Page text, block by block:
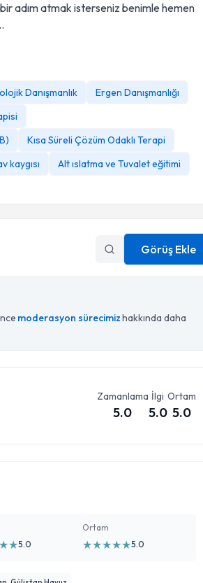
adım atmak isterseniz benimle hemen
Danışmanlık
Ergen Danışmanlığı
Kısa Süreli Çözüm Odaklı Terapi
kaygısı
Alt ıslatma ve Tuvalet eğitimi
Görüş Ekle
moderasyon sürecimizhakkında daha
Zamanlama
5.0
İlgi
5.0
Ortam
5.0
★★5.0
Ortam
★★★★★5.0